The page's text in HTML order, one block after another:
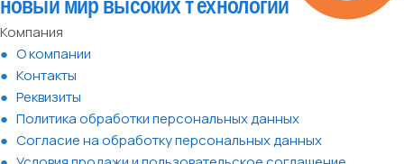
Компания
О компании
Контакты
Реквизиты
Политика обработки персональных данных
Согласие на обработку персональных данных